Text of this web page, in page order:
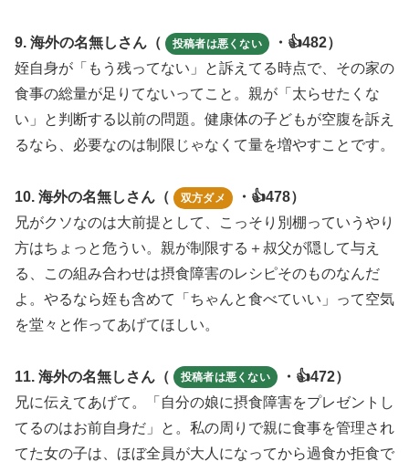
9. 海外の名無しさん（ 投稿者は悪くない
・👍482）
姪自身が「もう残ってない」と訴えてる時点で、その家の
食事の総量が足りてないってこと。親が「太らせたくな
い」と判断する以前の問題。健康体の子どもが空腹を訴え
るなら、必要なのは制限じゃなくて量を増やすことです。
10. 海外の名無しさん（ 双方ダメ
・👍478）
兄がクソなのは大前提として、こっそり別棚っていうやり
方はちょっと危うい。親が制限する＋叔父が隠して与え
る、この組み合わせは摂食障害のレシピそのものなんだ
よ。やるなら姪も含めて「ちゃんと食べていい」って空気
を堂々と作ってあげてほしい。
11. 海外の名無しさん（ 投稿者は悪くない
・👍472）
兄に伝えてあげて。「自分の娘に摂食障害をプレゼントし
てるのはお前自身だ」と。私の周りで親に食事を管理され
てた女の子は、ほぼ全員が大人になってから過食か拒食で